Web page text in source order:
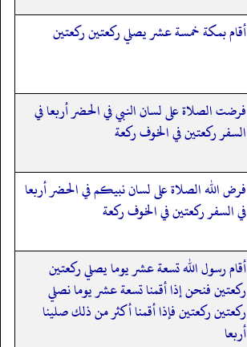
أقام بمكة خمسة عشر يصلي ركعتين ركعتين
فرضت الصلاة على لسان النبي في الحضر أربعا في
السفر ركعتين في الخوف ركعة
فرض الله الصلاة على لسان نبيكم في الحضر أربعا
في السفر ركعتين في الخوف ركعة
أقام رسول الله تسعة عشر يوما يصلي ركعتين
ركعتين فنحن إذا أقمنا تسعة عشر يوما نصلي
ركعتين ركعتين فإذا أقمنا أكثر من ذلك صلينا
أربعا